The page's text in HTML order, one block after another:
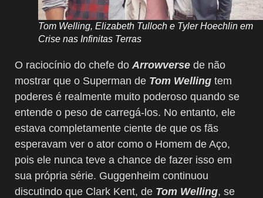
Tom Welling, Elizabeth Tulloch e Tyler Hoechlin em
Crise nas Infinitas Terras
O raciocínio do chefe do Arrowverse de não
mostrar que o Superman de Tom Welling tem
poderes é realmente muito poderoso quando se
entende o peso de carregá-los. No entanto, ele
estava completamente ciente de que os fãs
esperavam ver o ator como o Homem de Aço,
pois ele nunca teve a chance de fazer isso em
sua própria série. Guggenheim continuou
discutindo que Clark Kent, de Tom Welling, se